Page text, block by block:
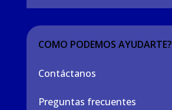
COMO PODEMOS AYUDARTE?
Contáctanos
Preguntas frecuentes